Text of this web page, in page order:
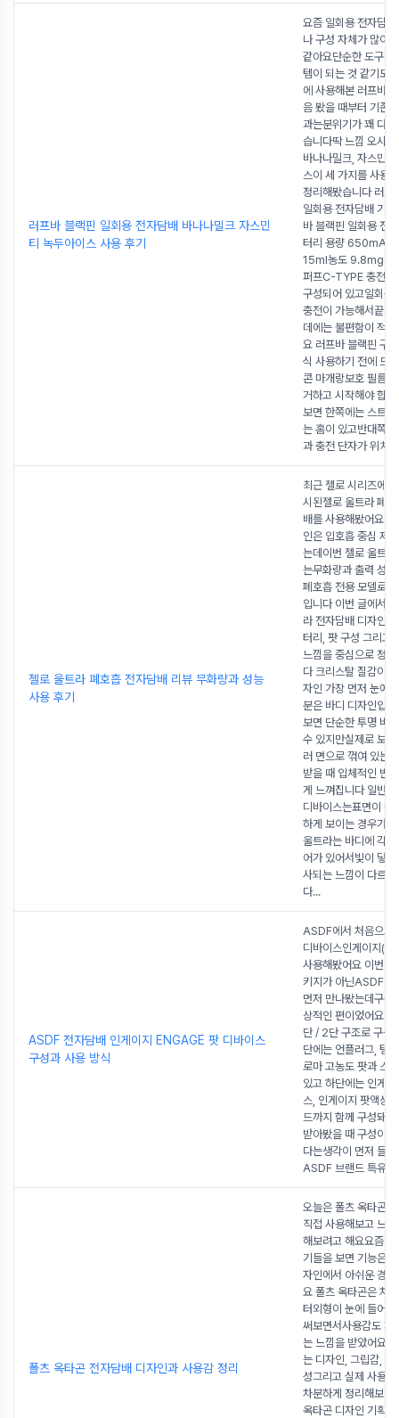
러프바 블랙핀 일회용 전자담배 바나나밀크 자스민
티 녹두아이스 사용 후기
요즘 일회용 전자담
나 구성 자체가 많이
같아요단순한 도구를
템이 되는 것 같기도
에 사용해본 러프바
음 봤을 때부터 기존
과는분위기가 꽤 다
습니다딱 느낌 오시
바나나밀크, 자스민
스이 세 가지를 사용
정리해봤습니다 러프
일회용 전자담배 기
바 블랙핀 일회용 전
터리 용량 650mAh
15ml농도 9.8mg최
퍼프C-TYPE 충전
구성되어 있고일회용
충전이 가능해서끝까
데에는 불편함이 적
요 러프바 블랙핀 구
식 사용하기 전에 드
콘 마개랑보호 필름
거하고 시작해야 합
보면 한쪽에는 스트
는 홈이 있고반대쪽
과 충전 단자가 위치
젤로 울트라 폐호흡 전자담배 리뷰 무화량과 성능
사용 후기
최근 젤로 시리즈에
시된젤로 울트라 폐
배를 사용해봤어요
인은 입호흡 중심 제
는데이번 젤로 울트
는무화량과 출력 성
폐호흡 전용 모델로
입니다 이번 글에서
라 전자담배 디자인
터리, 팟 구성 그리고
느낌을 중심으로 정
다 크리스탈 질감이
자인 가장 먼저 눈에
분은 바디 디자인입
보면 단순한 투명 바
수 있지만실제로 보
러 면으로 꺾여 있는
받을 때 입체적인 반
게 느껴집니다 일반
디바이스는표면이 평
하게 보이는 경우가
울트라는 바디에 각
어가 있어서빛이 닿
사되는 느낌이 다르
다...
ASDF 전자담배 인게이지 ENGAGE 팟 디바이스
구성과 사용 방식
ASDF에서 처음으로
디바이스인게이지
사용해봤어요 이번에
키지가 아닌ASDF
먼저 만나봤는데구성
상적인 편이었어요
단 / 2단 구조로 구성
단에는 언플러그, 템
로마 고농도 팟과 스
있고 하단에는 인게
스, 인게이지 팟액상
드까지 함께 구성돼
받아봤을 때 구성이
다는생각이 먼저 들
ASDF 브랜드 특유의
폴츠 옥타곤 전자담배 디자인과 사용감 정리
오늘은 폴츠 옥타곤
직접 사용해보고 느
해보려고 해요요즘
기들을 보면 기능은
자인에서 아쉬운 경
요 폴츠 옥타곤은 처
터외형이 눈에 들어
써보면서사용감도 꽤
는 느낌을 받았어요
는 디자인, 그립감, 맛
성그리고 실제 사용
차분하게 정리해보겠
옥타곤 디자인 기획